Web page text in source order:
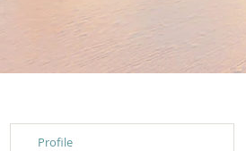
Profile